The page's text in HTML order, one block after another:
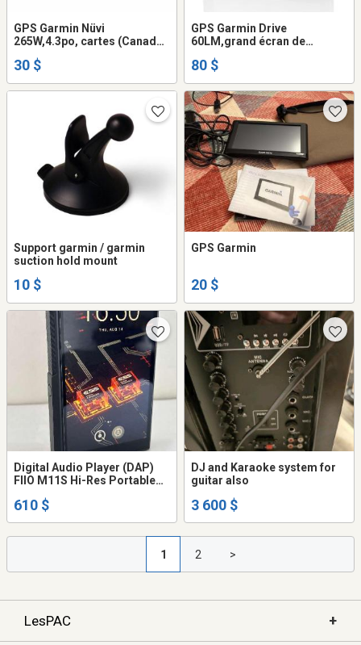
GPS Garmin Nüvi
265W,4.3po, cartes (Canada
30 $
GPS Garmin Drive
60LM,grand écran de
80 $
Support garmin / garmin
suction hold mount
10 $
GPS Garmin
20 $
Digital Audio Player (DAP)
FIIO M11S Hi-Res Portable
610 $
DJ and Karaoke system for
guitar also
3 600 $
1 2 >
LesPAC +